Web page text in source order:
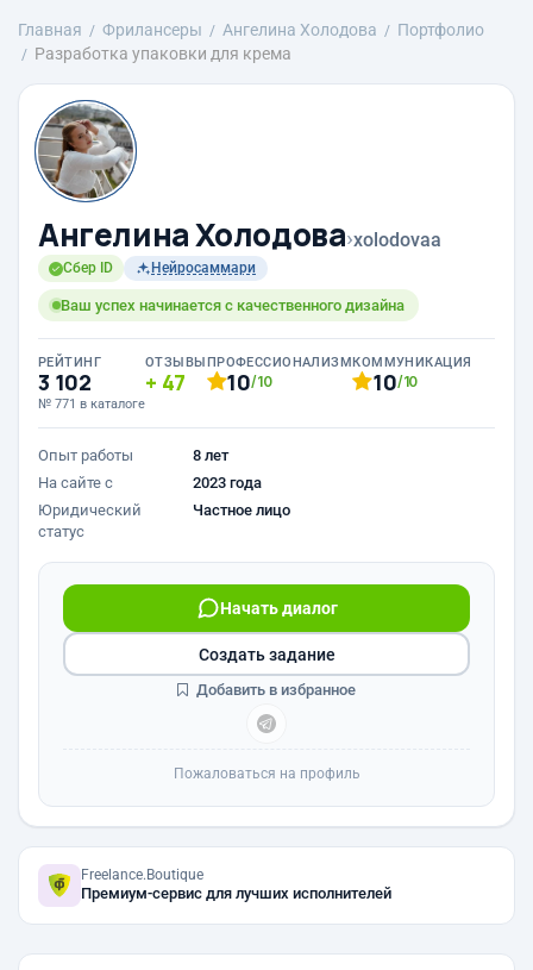
Главная Фрилансеры Ангелина Холодова
Портфолио
Разработка упаковки для крема
Ангелина Холодова›xolodovaa
Сбер ID Нейросаммари
Ваш успех начинается с качественного дизайна
РЕЙТИНГ
3 102
№ 771 в каталоге
ОТЗЫВЫ
47
ПРОФЕССИОНАЛИЗМ
10/10
КОММУНИКАЦИЯ
10/10
Опыт работы
8 лет
На сайте с
2023 года
Юридический
статус
Частное лицо
Начать диалог
Создать задание
Добавить в избранное
Пожаловаться на профиль
Freelance.Boutique
Премиум-сервис для лучших исполнителей